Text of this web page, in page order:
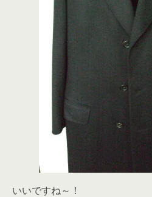
いいですね～！